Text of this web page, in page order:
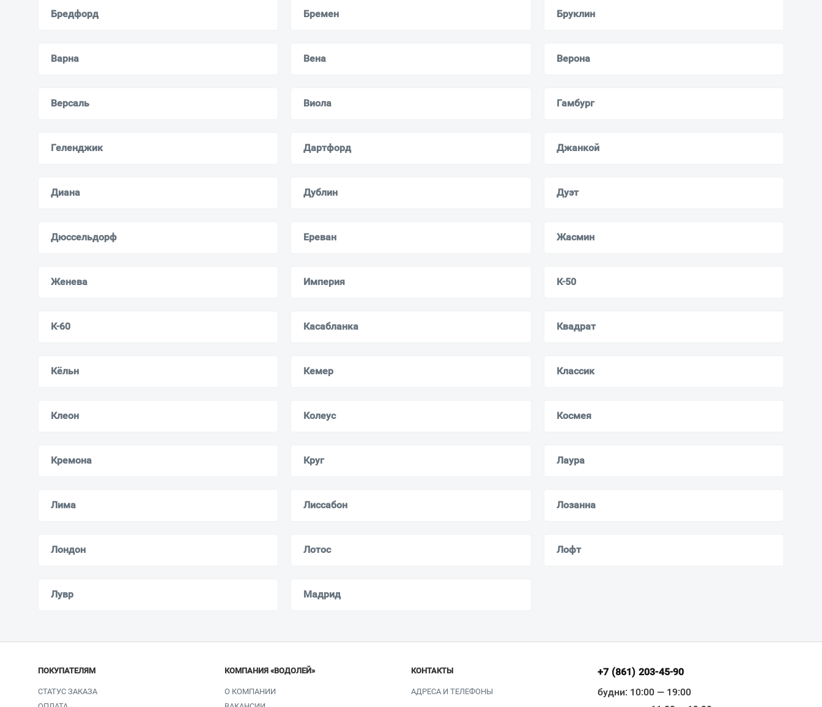
Бредфорд Бремен Бруклин
Варна Вена Верона
Версаль Виола Гамбург
Геленджик Дартфорд Джанкой
Диана Дублин Дуэт
Дюссельдорф Ереван Жасмин
Женева Империя К-50
К-60 Касабланка Квадрат
Кёльн Кемер Классик
Клеон Колеус Космея
Кремона Круг Лаура
Лима Лиссабон Лозанна
Лондон Лотос Лофт
Лувр Мадрид
ПОКУПАТЕЛЯМ
СТАТУС ЗАКАЗА
КОМПАНИЯ «ВОДОЛЕЙ»
О КОМПАНИИ
КОНТАКТЫ
АДРЕСА И ТЕЛЕФОНЫ
+7 (861) 203-45-90
будни: 10:00 — 19:00